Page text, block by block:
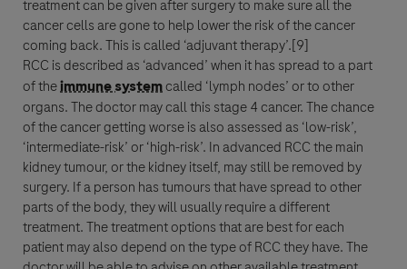
treatment can be given after surgery to make sure all the
cancercells are gone to help lower the risk of thecancer
coming back. This is called ‘adjuvant therapy’.[9]
RCC is described as ‘advanced’ when it has spread to a part
of theimmune systemcalled ‘lymph nodes’ or to other
organs. The doctor may call this stage 4cancer. The chance
of thecancergetting worse is also assessed as ‘low-risk’,
‘intermediate-risk’ or ‘high-risk’. In advanced RCCthe main
kidney tumour, or the kidney itself, may still be removed by
surgery. If a person has tumours that have spread to other
parts of the body, they will usually require a different
treatment. The treatment options that are best for each
patient may also depend on the type ofRCCthey have. The